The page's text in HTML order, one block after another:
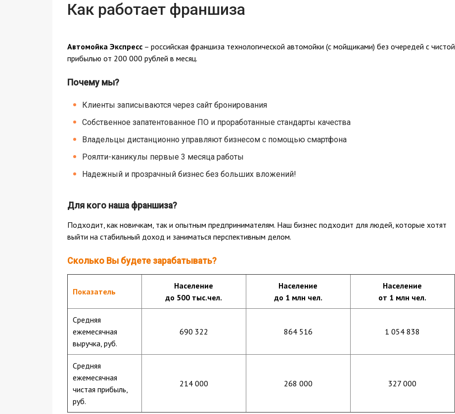
Как работает франшиза
Автомойка Экспресс– российская франшиза технологической автомойки (с мойщиками) без очередей с чистой
прибылью от 200 000 рублей в месяц.
Почему мы?
Клиенты записываются через сайт бронирования
Собственное запатентованное ПО и проработанные стандарты качества
Владельцы дистанционно управляют бизнесом с помощью смартфона
Роялти-каникулы первые 3 месяца работы
Надежный и прозрачный бизнес без больших вложений!
Для кого наша франшиза?
Подходит, как новичкам, так и опытным предпринимателям. Наш бизнес подходит для людей, которые хотят
выйти на стабильный доход и заниматься перспективным делом.
Сколько Вы будете зарабатывать?
Показатель
Население
до 500 тыс.чел.
Население
до 1 млн чел.
Население
от 1 млн чел.
Средняя
ежемесячная
выручка, руб.
690 322 864 516 1 054 838
Средняя
ежемесячная
чистая прибыль,
руб.
214 000 268 000 327 000